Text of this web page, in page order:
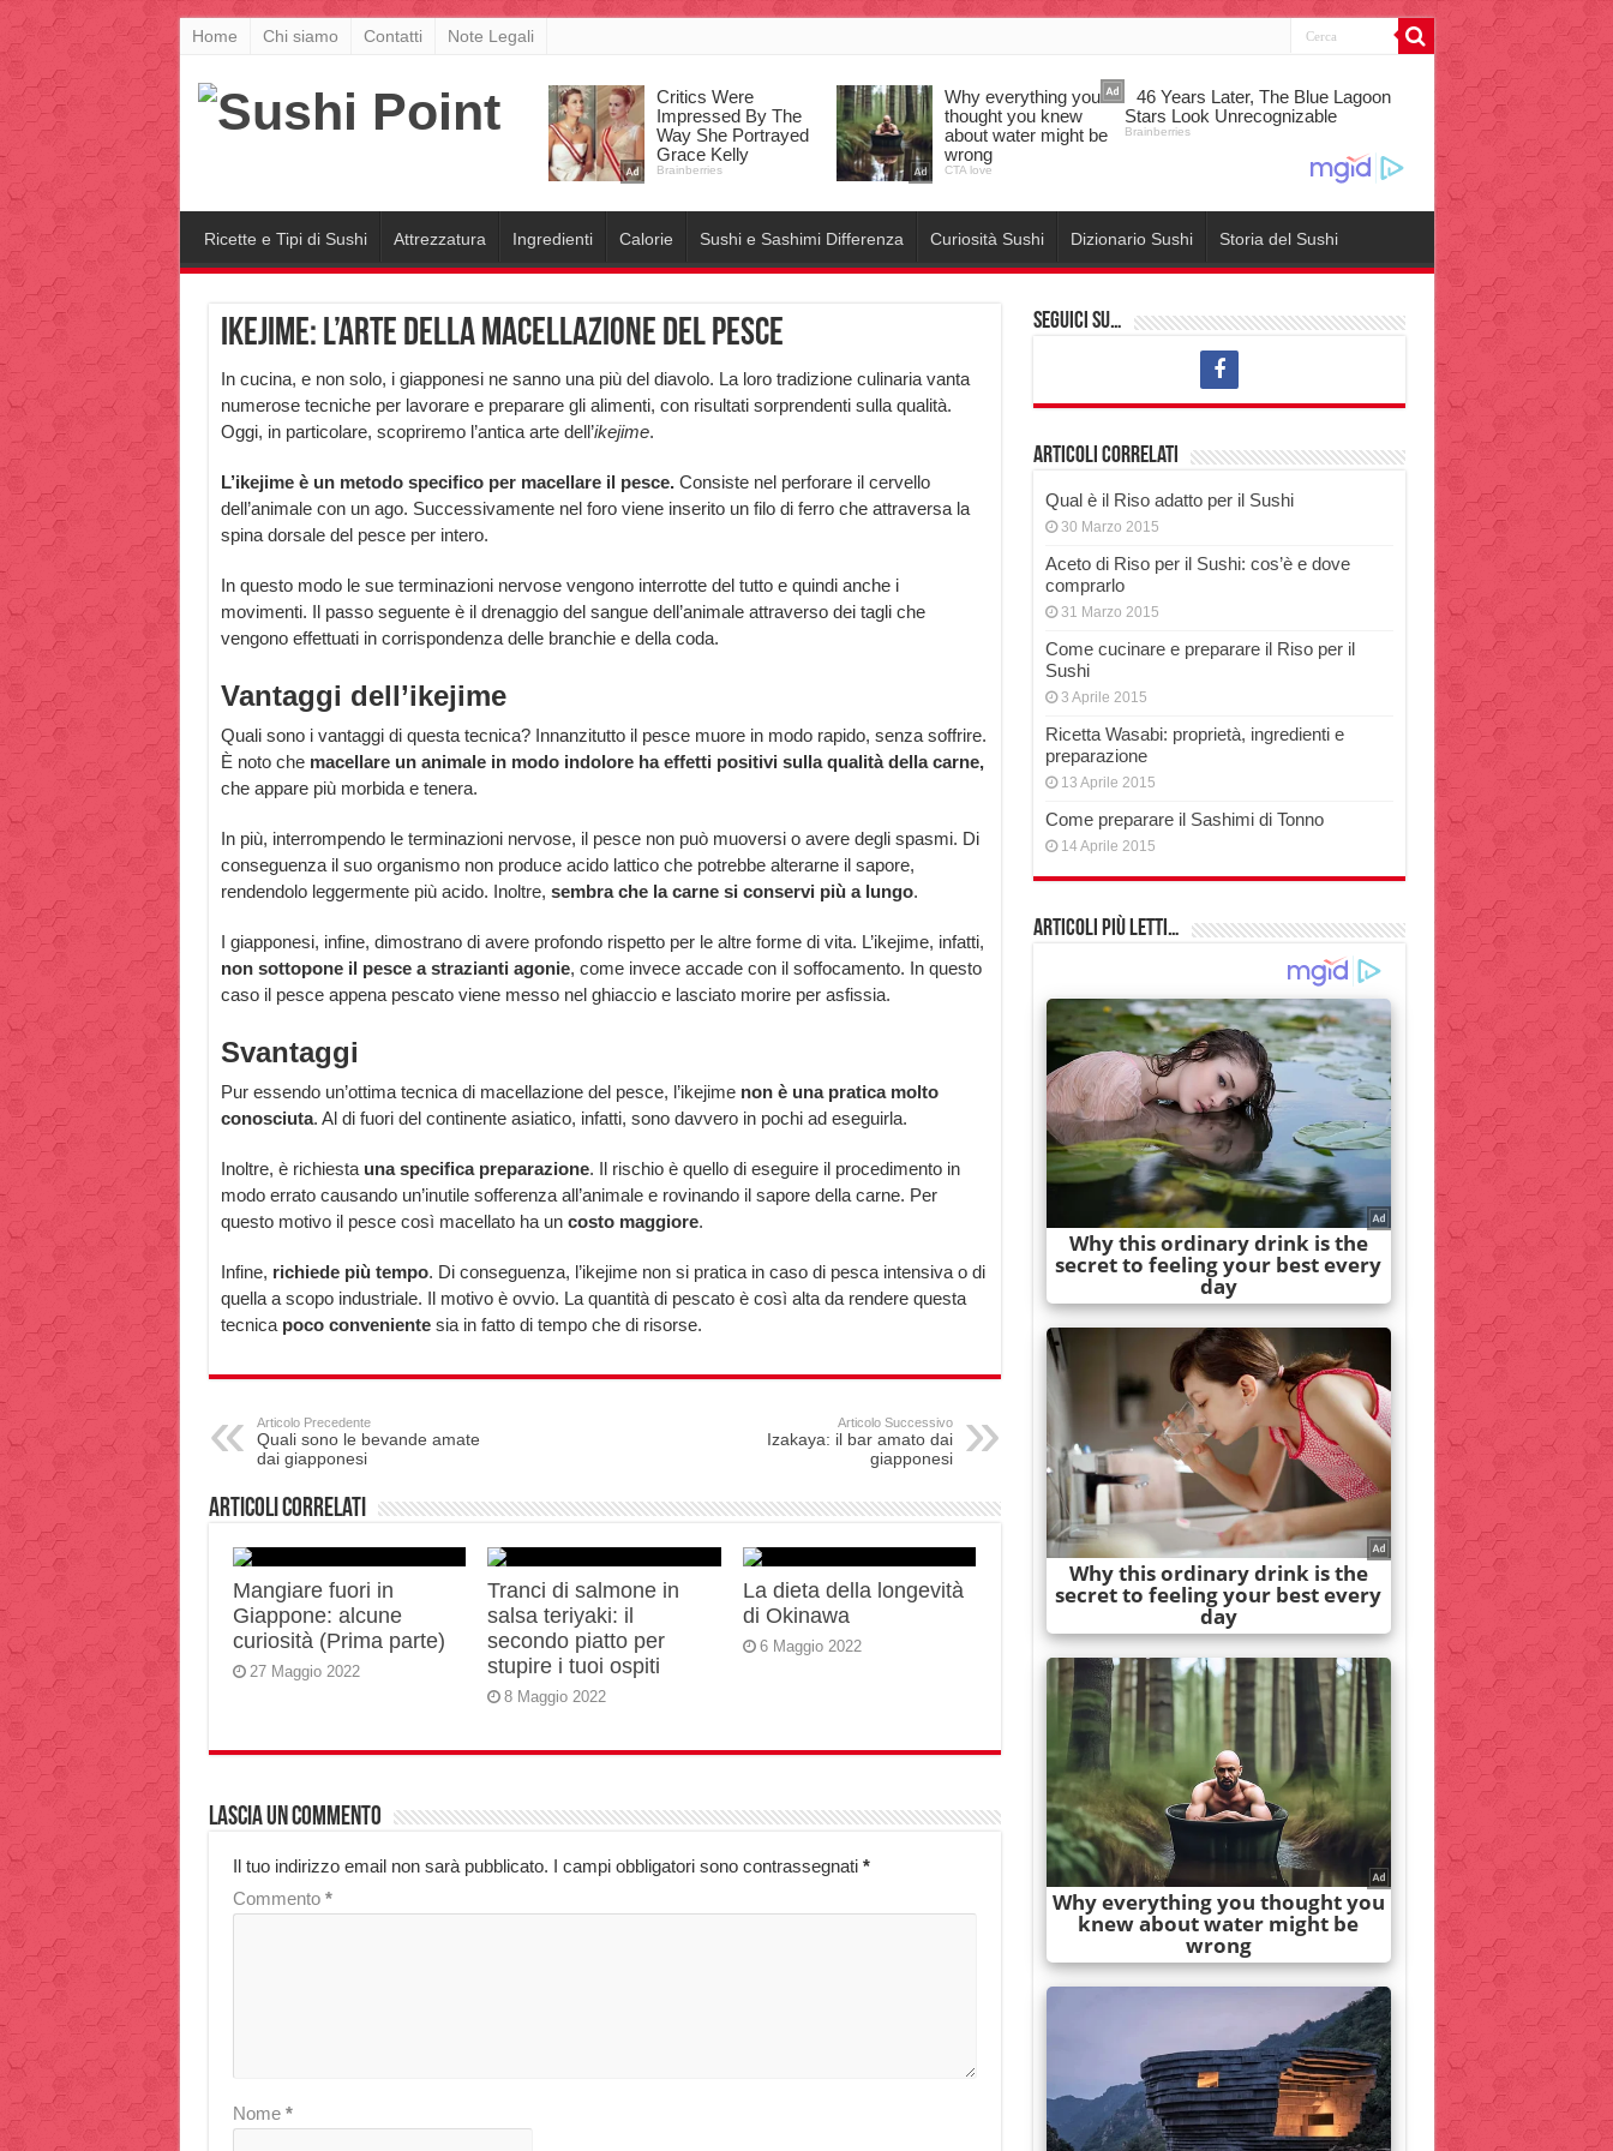
Home Chi siamo Contatti Note Legali
Ricette e Tipi di Sushi Attrezzatura Ingredienti Calorie Sushi e Sashimi Differenza Curiosità Sushi Dizionario Sushi Storia del Sushi
Ikejime: l’arte della macellazione del pesce
In cucina, e non solo, i giapponesi ne sanno una più del diavolo. La loro tradizione culinaria vanta
numerose tecniche per lavorare e preparare gli alimenti, con risultati sorprendenti sulla qualità.
Oggi, in particolare, scopriremo l’antica arte dell’ikejime.
L’ikejime è un metodo specifico per macellare il pesce.Consiste nel perforare il cervello
dell’animale con un ago. Successivamente nel foro viene inserito un filo di ferro che attraversa la
spina dorsale del pesce per intero.
In questo modo le sue terminazioni nervose vengono interrotte del tutto e quindi anche i
movimenti. Il passo seguente è il drenaggio del sangue dell’animale attraverso dei tagli che
vengono effettuati in corrispondenza delle branchie e della coda.
Vantaggi dell’ikejime
Quali sono i vantaggi di questa tecnica? Innanzitutto il pesce muore in modo rapido, senza soffrire.
È noto che macellare un animale in modo indolore ha effetti positivi sulla qualità della carne,
che appare più morbida e tenera.
In più, interrompendo le terminazioni nervose, il pesce non può muoversi o avere degli spasmi. Di
conseguenza il suo organismo non produce acido lattico che potrebbe alterarne il sapore,
rendendolo leggermente più acido. Inoltre, sembra che la carne si conservi più a lungo.
I giapponesi, infine, dimostrano di avere profondo rispetto per le altre forme di vita. L’ikejime, infatti,
non sottopone il pesce a strazianti agonie, come invece accade con il soffocamento. In questo
caso il pesce appena pescato viene messo nel ghiaccio e lasciato morire per asfissia.
Svantaggi
Pur essendo un’ottima tecnica di macellazione del pesce, l’ikejime non è una pratica molto
conosciuta. Al di fuori del continente asiatico, infatti, sono davvero in pochi ad eseguirla.
Inoltre, è richiesta una specifica preparazione. Il rischio è quello di eseguire il procedimento in
modo errato causando un’inutile sofferenza all’animale e rovinando il sapore della carne. Per
questo motivo il pesce così macellato ha un costo maggiore.
Infine, richiede più tempo. Di conseguenza, l’ikejime non si pratica in caso di pesca intensiva o di
quella a scopo industriale. Il motivo è ovvio. La quantità di pescato è così alta da rendere questa
tecnica poco convenientesia in fatto di tempo che di risorse.
Articolo Precedente
Quali sono le bevande amate
dai giapponesi
Articolo Successivo
Izakaya: il bar amato dai
giapponesi
Articoli correlati
Mangiare fuori in
Giappone: alcune
curiosità (Prima parte)
27 Maggio 2022
Tranci di salmone in
salsa teriyaki: il
secondo piatto per
stupire i tuoi ospiti
8 Maggio 2022
La dieta della longevità
di Okinawa
6 Maggio 2022
Lascia un commento
Il tuo indirizzo email non sarà pubblicato. I campi obbligatori sono contrassegnati *
Commento *
Nome *
Seguici su…
Articoli correlati
Qual è il Riso adatto per il Sushi
30 Marzo 2015
Aceto di Riso per il Sushi: cos’è e dove
comprarlo
31 Marzo 2015
Come cucinare e preparare il Riso per il
Sushi
3 Aprile 2015
Ricetta Wasabi: proprietà, ingredienti e
preparazione
13 Aprile 2015
Come preparare il Sashimi di Tonno
14 Aprile 2015
Articoli più Letti…